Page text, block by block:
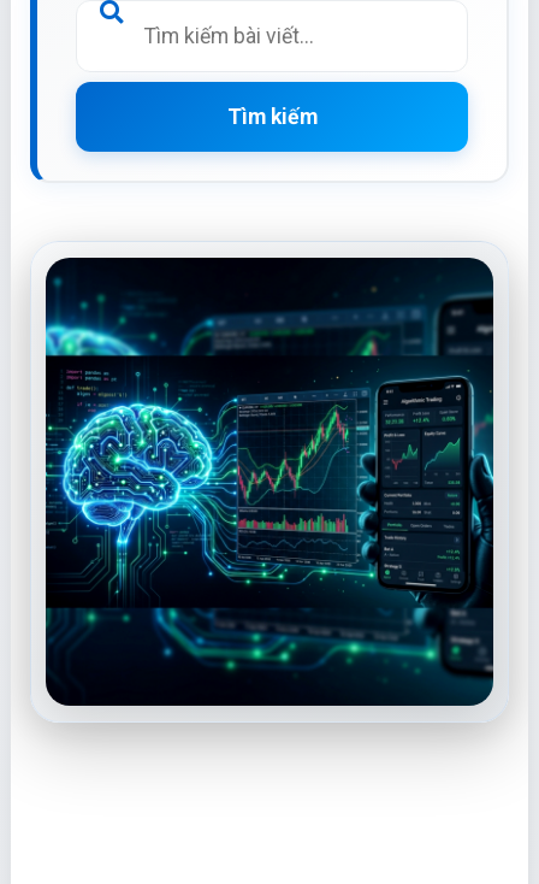
Tìm kiếm